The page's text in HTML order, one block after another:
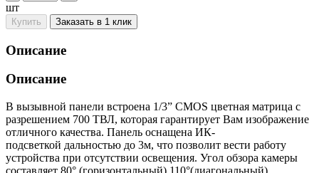
шт
Купить Заказать в 1 клик
Описание
Описание
В вызывной панели встроена 1/3” CMOS цветная матрица с
разрешением 700 ТВЛ, которая гарантирует Вам изображение
отличного качества. Панель оснащена ИК-
подсветкой дальностью до 3м, что позволит вести работу
устройства при отсутствии освещения. Угол обзора камеры
составляет 80° (горизонтальный) 110°(диагональный).